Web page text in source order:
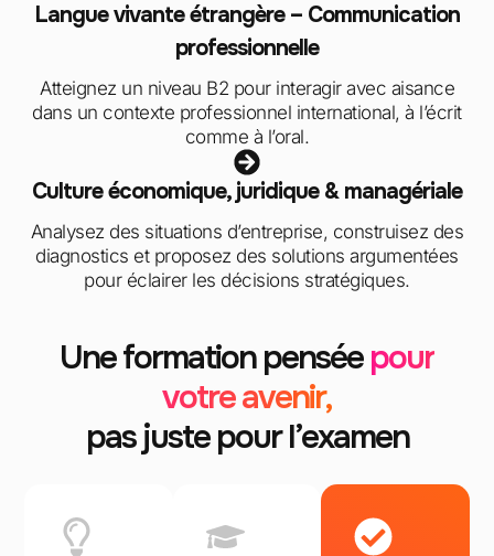
Langue vivante étrangère – Communication
professionnelle
Atteignez un niveau B2 pour interagir avec aisance
dans un contexte professionnel international, à l’écrit
comme à l’oral.
Culture économique, juridique & managériale
Analysez des situations d’entreprise, construisez des
diagnostics et proposez des solutions argumentées
pour éclairer les décisions stratégiques.
Une formation penséepour
votre avenir,
pas juste pour l’examen